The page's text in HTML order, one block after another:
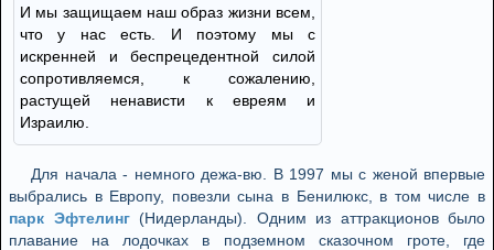
И мы защищаем наш образ жизни всем,
что у нас есть. И поэтому мы с
искренней и беспрецедентной силой
сопротивляемся, к сожалению,
растущей ненависти к евреям и
Израилю.
Для начала - немного дежа-вю. В 1997 мы с женой впервые
выбрались в Европу, повезли сына в Бенилюкс, в том числе в
парк Эфтелинг(Нидерланды). Одним из аттракционов было
плавание на лодочках в подземном сказочном гроте, где